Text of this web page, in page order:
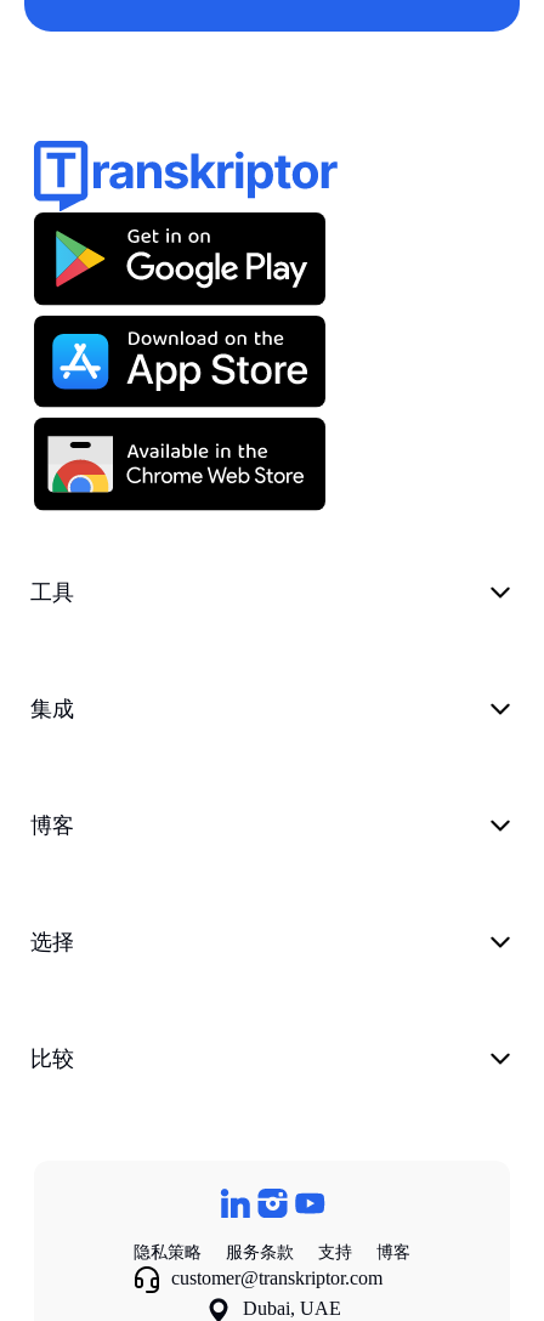
工具
集成
博客
选择
比较
隐私策略 服务条款 支持 博客
customer@transkriptor.com
Dubai, UAE